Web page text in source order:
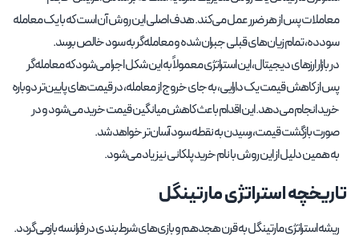
معاملات پس از هر ضرر عمل می‌کند. هدف اصلی این روش آن است که با یک معامله
سودده، تمام زیان‌های قبلی جبران شده و معامله‌گر به سود خالص برسد.
در بازار ارزهای دیجیتال، این استراتژی معمولاً به این شکل اجرا می‌شود که معامله‌گر
پس از کاهش قیمت یک دارایی، به جای خروج از معامله، در قیمت‌های پایین‌تر دوباره
خرید انجام می‌دهد. این اقدام باعث کاهش میانگین قیمت خرید می‌شود و در
صورت بازگشت قیمت، رسیدن به نقطه سود آسان‌تر خواهد شد.
به همین دلیل از این روش با نام خرید پلکانی نیز یاد می‌شود.
تاریخچه استراتژی مارتینگل
ریشه استراتژی مارتینگل به قرن هجدهم و بازی‌های شرط‌بندی در فرانسه بازمی‌گردد.